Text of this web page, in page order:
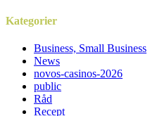
Kategorier
Business, Small Business
News
novos-casinos-2026
public
Råd
Recept